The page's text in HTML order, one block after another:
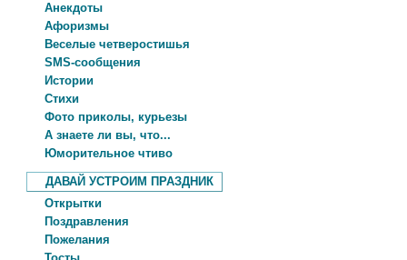
Анекдоты
Афоризмы
Веселые четверостишья
SMS-сообщения
Истории
Стихи
Фото приколы, курьезы
А знаете ли вы, что...
Юморительное чтиво
ДАВАЙ УСТРОИМ ПРАЗДНИК
Открытки
Поздравления
Пожелания